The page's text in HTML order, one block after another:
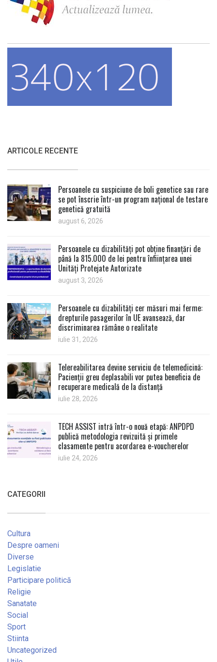
ARTICOLE RECENTE
Persoanele cu suspiciune de boli genetice sau rare
se pot înscrie într-un program național de testare
genetică gratuită
august 6, 2026
Persoanele cu dizabilități pot obține finanțări de
până la 815.000 de lei pentru înființarea unei
Unități Protejate Autorizate
august 3, 2026
Persoanele cu dizabilități cer măsuri mai ferme:
drepturile pasagerilor în UE avansează, dar
discriminarea rămâne o realitate
iulie 31, 2026
Telereabilitarea devine serviciu de telemedicină:
Pacienții greu deplasabili vor putea beneficia de
recuperare medicală de la distanță
iulie 28, 2026
TECH ASSIST intră într-o nouă etapă: ANPDPD
publică metodologia revizuită și primele
clasamente pentru acordarea e-voucherelor
iulie 24, 2026
CATEGORII
Cultura
Despre oameni
Diverse
Legislatie
Participare politică
Religie
Sanatate
Social
Sport
Stiinta
Uncategorized